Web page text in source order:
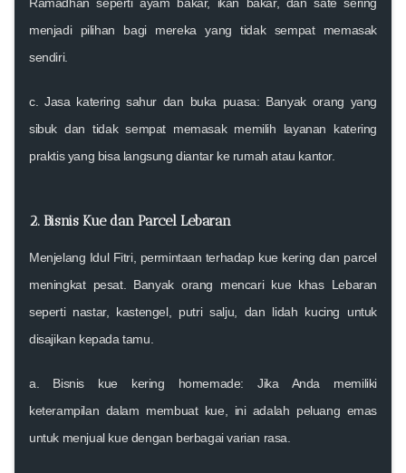
menjadi pilihan bagi mereka yang tidak sempat memasak
sendiri.
c.Jasa katering sahur dan buka puasa: Banyak orang yang
sibuk dan tidak sempat memasak memilih layanan katering
praktis yang bisa langsung diantar ke rumah atau kantor.
2. Bisnis Kue dan Parcel Lebaran
Menjelang Idul Fitri, permintaan terhadap kue kering dan parcel
meningkat pesat. Banyak orang mencari kue khas Lebaran
seperti nastar, kastengel, putri salju, dan lidah kucing untuk
disajikan kepada tamu.
a. Bisnis kue kering homemade: Jika Anda memiliki
keterampilan dalam membuat kue, ini adalah peluang emas
untuk menjual kue dengan berbagai varian rasa.